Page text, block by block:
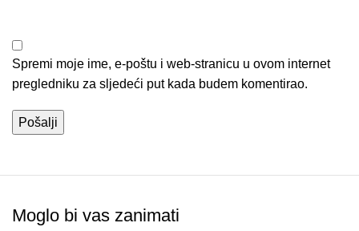
Spremi moje ime, e-poštu i web-stranicu u ovom internet
pregledniku za sljedeći put kada budem komentirao.
Moglo bi vas zanimati